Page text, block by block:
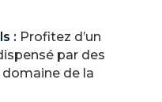
: Profitez d’un
par des
de la